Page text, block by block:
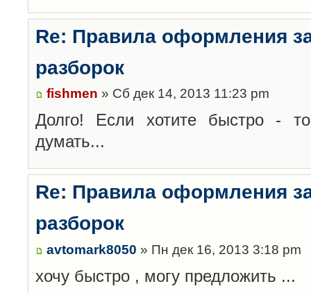
Re: Правила оформления
разборок
fishmen » Сб дек 14, 2013 11:23 pm
Долго! Если хотите быстро -
думать...
Re: Правила оформления
разборок
avtomark8050 » Пн дек 16, 2013 3:18 pm
хочу быстро , могу предложить ...